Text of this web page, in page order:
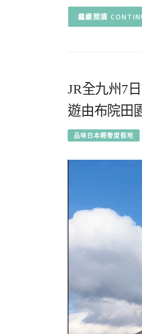
JR全九州7
遊由布院田
品味日本輕奢度假地